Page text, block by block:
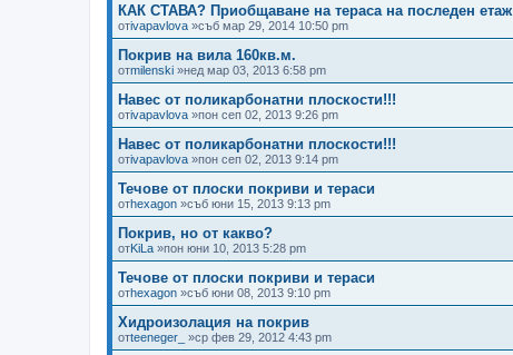
КАК СТАВА? Приобщаване на тераса на последен етаж
отivapavlova »съб мар 29, 2014 10:50 pm
Покрив на вила 160кв.м.
отmilenski »нед мар 03, 2013 6:58 pm
Навес от поликарбонатни плоскости!!!
отivapavlova »пон сеп 02, 2013 9:26 pm
Навес от поликарбонатни плоскости!!!
отivapavlova »пон сеп 02, 2013 9:14 pm
Течове от плоски покриви и тераси
отhexagon »съб юни 15, 2013 9:13 pm
Покрив, но от какво?
отKiLa »пон юни 10, 2013 5:28 pm
Течове от плоски покриви и тераси
отhexagon »съб юни 08, 2013 9:10 pm
Хидроизолация на покрив
отteeneger_ »ср фев 29, 2012 4:43 pm